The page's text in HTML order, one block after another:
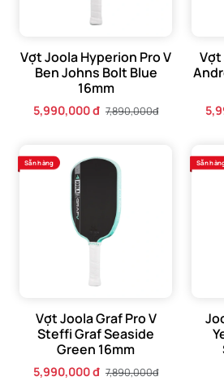
Sức mạnh từ lõi
16mm tăng khả năng
Vợt Joola Hyperion Pro V
Ben Johns Bolt Blue
16mm
5,990,000 đ 7,890,000đ
Vợt
Sẵn hàng
Vợt Joola Graf Pro V
Steffi Graf Seaside
Green 16mm
5,990,000 đ 7,890,000đ
Sẵn